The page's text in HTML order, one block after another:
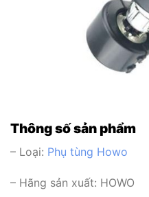
Thông số sản phẩm
– Loại: Phụ tùng Howo
– Hãng sản xuất: HOWO